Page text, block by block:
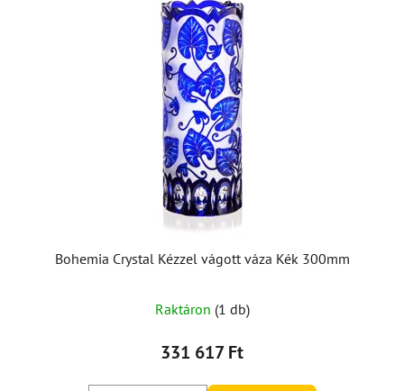
Bohemia Crystal Kézzel vágott váza Kék 300mm
Raktáron (1 db)
331 617 Ft